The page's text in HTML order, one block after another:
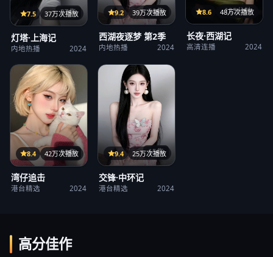
27集
7.5 37万次播放
灯塔·上海记
内地热播 2024
38集
9.2 39万次播放
西湖夜逐梦 第2季
内地热播 2024
125分钟
8.6 48万次播放
长夜·西湖记
高清连播 2024
38集
8.4 42万次播放
湾仔追击
港台精选 2024
15集
9.4 25万次播放
交锋·中环记
港台精选 2024
高分佳作